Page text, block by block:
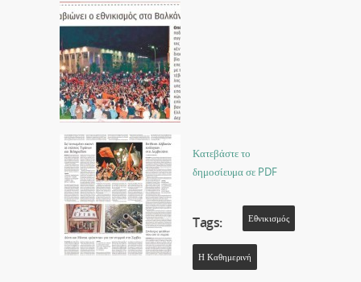
Κατεβάστε το
δημοσίευμα σε PDF
Tags: Εθνικισμός
Η Καθημερινή